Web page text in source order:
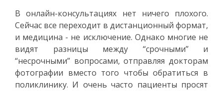
В онлайн-консультациях нет ничего плохого.
Сейчас все переходит в дистанционный формат,
и медицина - не исключение. Однако многие не
видят разницы между “срочными” и
“несрочными” вопросами, отправляя докторам
фотографии вместо того чтобы обратиться в
поликлинику. И очень часто пациенты просят